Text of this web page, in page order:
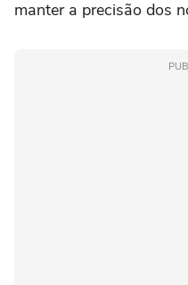
manter a precisão dos